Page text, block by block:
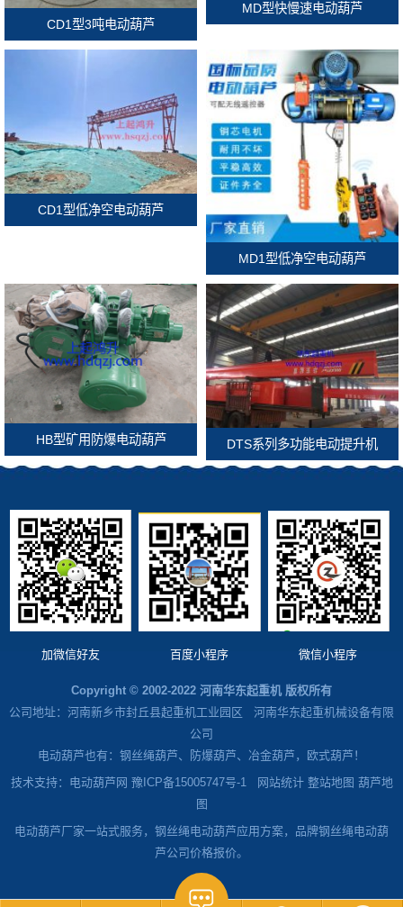
CD1型3吨电动葫芦
MD型快慢速电动葫芦
CD1型低净空电动葫芦
MD1型低净空电动葫芦
HB型矿用防爆电动葫芦 DTS系列多功能电动提升机
加微信好友 百度小程序 微信小程序
Copyright © 2002-2022 河南华东起重机 版权所有
公司地址：河南新乡市封丘县起重机工业园区 河南华东起重机械设备有限
公司
电动葫芦也有：钢丝绳葫芦、防爆葫芦、冶金葫芦，欧式葫芦！
技术支持：电动葫芦网 豫ICP备15005747号-1
网站统计 整站地图 葫芦地
图
电动葫芦厂家一站式服务，钢丝绳电动葫芦应用方案，品牌钢丝绳电动葫
芦公司价格报价。